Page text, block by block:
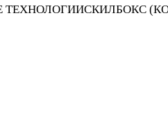
ТЕХНОЛОГИИСКИЛБОКС